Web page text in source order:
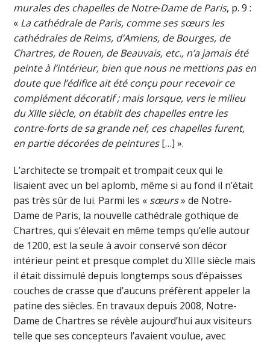
murales des chapelles de Notre‑Dame de Paris, p. 9 :
« La cathédrale de Paris, comme ses sœurs les
cathédrales de Reims, d’Amiens, de Bourges, de
Chartres, de Rouen, de Beauvais, etc., n’a jamais été
peinte à l’intérieur, bien que nous ne mettions pas en
doute que l’édifice ait été conçu pour recevoir ce
complément décoratif ; mais lorsque, vers le milieu
du XIIIe siècle, on établit des chapelles entre les
contre-forts de sa grande nef, ces chapelles furent,
en partie décorées de peintures[…] ».
L’architecte se trompait et trompait ceux qui le
lisaient avec un bel aplomb, même si au fond il n’était
pas très sûr de lui. Parmi les « sœurs» de Notre-
Dame de Paris, la nouvelle cathédrale gothique de
Chartres, qui s’élevait en même temps qu’elle autour
de 1200, est la seule à avoir conservé son décor
intérieur peint et presque complet du XIIIe siècle mais
il était dissimulé depuis longtemps sous d’épaisses
couches de crasse que d’aucuns préfèrent appeler la
patine des siècles. En travaux depuis 2008, Notre-
Dame de Chartres se révèle aujourd’hui aux visiteurs
telle que ses concepteurs l’avaient voulue, avec